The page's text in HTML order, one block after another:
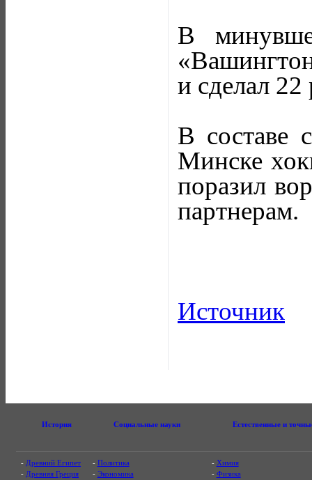
В
и сделал 22
В составе
Минске
поразил
партнерам.
Источник
История Социальные науки Естественные и
- Древний Египет
- Древняя Греция
- Политика
- Экономика
- Химия
- Физика